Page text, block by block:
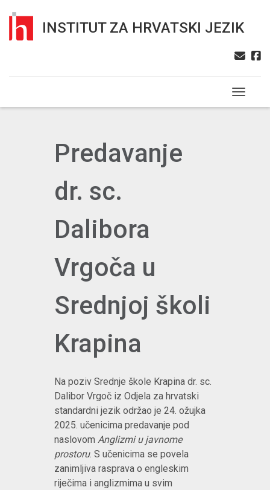
INSTITUT ZA HRVATSKI JEZIK
Toggle
Predavanje
dr. sc.
Dalibora
Vrgoča u
Srednjoj školi
Krapina
Na poziv Srednje škole Krapina dr. sc.
Dalibor Vrgoč iz Odjela za hrvatski
standardni jezik održao je 24. ožujka
2025. učenicima predavanje pod
naslovom Anglizmi u javnome
prostoru. S učenicima se povela
zanimljiva rasprava o engleskim
riječima i anglizmima u svim